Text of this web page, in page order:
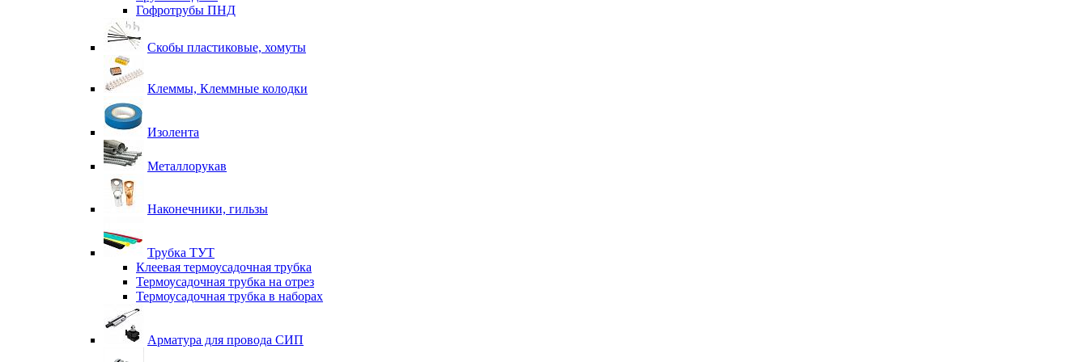
Гофротрубы ПНД
Скобы пластиковые, хомуты
Клеммы, Клеммные колодки
Изолента
Металлорукав
Наконечники, гильзы
Трубка ТУТ
Клеевая термоусадочная трубка
Термоусадочная трубка на отрез
Термоусадочная трубка в наборах
Арматура для провода СИП